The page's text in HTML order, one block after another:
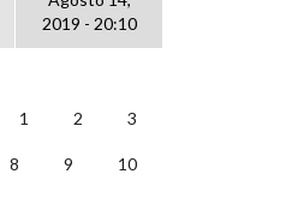
2019 - 20:10
1 2 3
8 9 10